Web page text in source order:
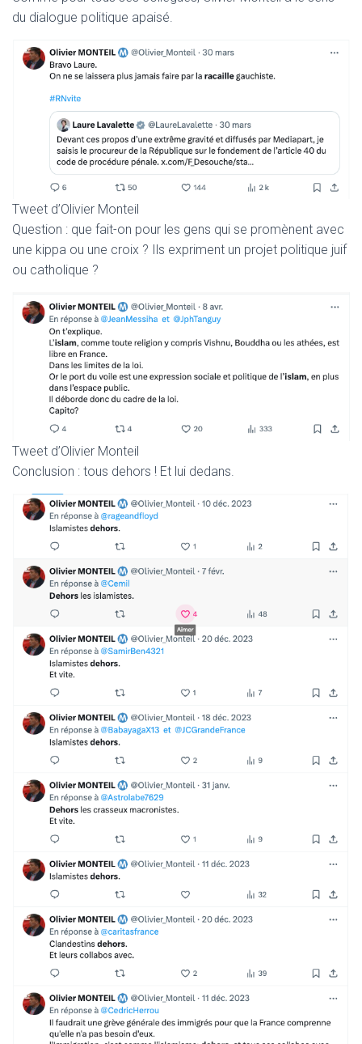
du dialogue politique apaisé.
Tweet d’Olivier Monteil
Question : que fait-on pour les gens qui se promènent avec
une kippa ou une croix ? Ils expriment un projet politique juif
ou catholique ?
Tweet d’Olivier Monteil
Conclusion : tous dehors ! Et lui dedans.